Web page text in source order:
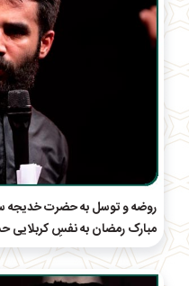
روضه و توسل به حضرت خدیجه
مبارک رمضان به نفسِ